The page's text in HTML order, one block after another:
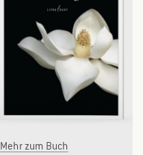
Mehr zum Buch